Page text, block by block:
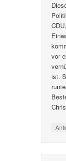
vor
ist.
Chris